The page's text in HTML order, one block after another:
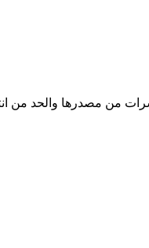
من مصدرها والحد من